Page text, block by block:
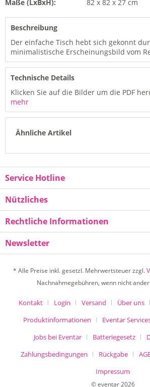
Maße (LxBxH):
82 x 82 x 27 cm
Beschreibung
Der einfache Tisch hebt sich gekonnt
minimalistische Erscheinungsbild vom
Technische Details
Klicken Sie auf die Bilder um die PDF
mehr
Ähnliche Artikel
Service Hotline
Nützliches
Rechtliche Informationen
Newsletter
* Alle Preise inkl. gesetzl. Mehrwertsteuer zzgl.
Nachnahmegebühren, wenn nicht
Kontakt Login Versand Über uns
Produktinformationen
Eventar
Jobs bei Eventar
Batteriegesetz
Zahlungsbedingungen
Rückgabe
Impressum
© eventar 2026